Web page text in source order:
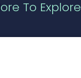
To Explore